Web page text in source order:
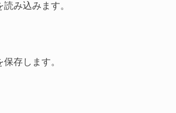
み込みます。
存します。